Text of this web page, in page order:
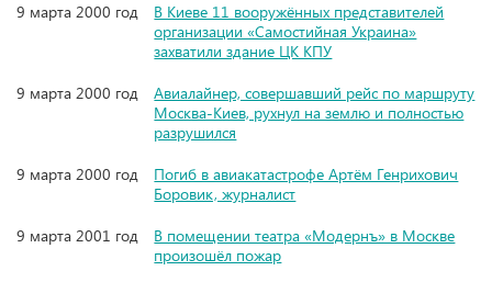
9 марта 2000 год
В Киеве 11 вооружённых представителей
организации «Самостийная Украина»
захватили здание ЦК КПУ
9 марта 2000 год
Авиалайнер, совершавший рейс по маршруту
Москва-Киев, рухнул на землю и полностью
разрушился
9 марта 2000 год
Погиб в авиакатастрофе Артём Генрихович
Боровик, журналист
9 марта 2001 год
В помещении театра «Модернъ» в Москве
произошёл пожар